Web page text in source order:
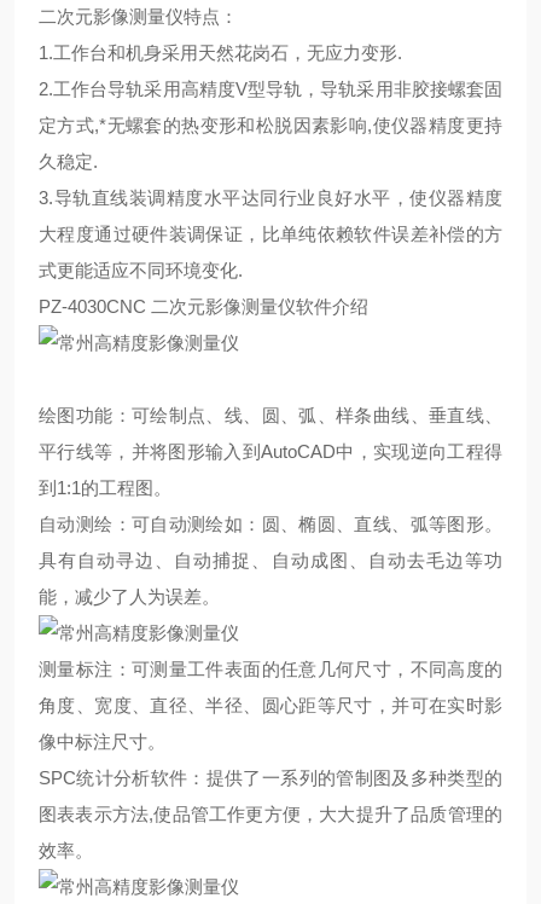
二次元影像测量仪特点：
1.工作台和机身采用天然花岗石，无应力变形.
2.工作台导轨采用高精度V型导轨，导轨采用非胶接螺套固
定方式,*无螺套的热变形和松脱因素影响,使仪器精度更持
久稳定.
3.导轨直线装调精度水平达同行业良好水平，使仪器精度
大程度通过硬件装调保证，比单纯依赖软件误差补偿的方
式更能适应不同环境变化.
PZ-4030CNC 二次元影像测量仪软件介绍
绘图功能：可绘制点、线、圆、弧、样条曲线、垂直线、
平行线等，并将图形输入到AutoCAD中，实现逆向工程得
到1:1的工程图。
自动测绘：可自动测绘如：圆、椭圆、直线、弧等图形。
具有自动寻边、自动捕捉、自动成图、自动去毛边等功
能，减少了人为误差。
测量标注：可测量工件表面的任意几何尺寸，不同高度的
角度、宽度、直径、半径、圆心距等尺寸，并可在实时影
像中标注尺寸。
SPC统计分析软件：提供了一系列的管制图及多种类型的
图表表示方法,使品管工作更方便，大大提升了品质管理的
效率。